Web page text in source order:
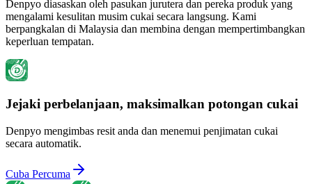
Denpyo diasaskan oleh pasukan jurutera dan pereka produk yang
mengalami kesulitan musim cukai secara langsung. Kami
berpangkalan di Malaysia dan membina dengan mempertimbangkan
keperluan tempatan.
Jejaki perbelanjaan, maksimalkan potongan cukai
Denpyo mengimbas resit anda dan menemui penjimatan cukai
secara automatik.
Cuba Percuma